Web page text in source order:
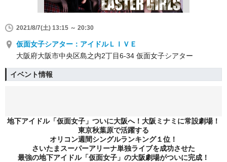
2021/8/7(土) 13:15 ～ 20:30
仮面女子シアター：アイドルＬＩＶＥ
大阪府大阪市中央区島之内2丁目6-34 仮面女子シアター
イベント情報
地下アイドル「仮面女子」ついに大阪へ！大阪ミナミに常設劇場！
東京秋葉原で活躍する
オリコン週間シングルランキング１位！
さいたまスーパーアリーナ単独ライブを成功させた
最強の地下アイドル「仮面女子」の大阪劇場がついに完成！